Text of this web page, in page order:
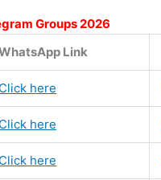
Groups 2026
Link
Click here
Click here
Click here